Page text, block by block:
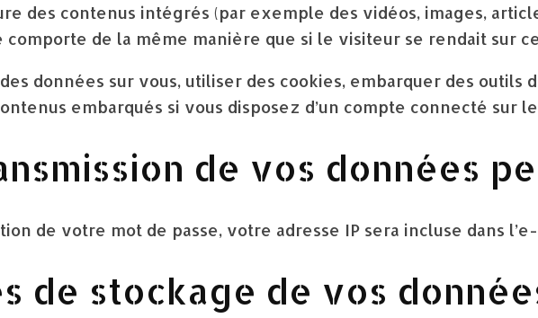
des contenus intégrés (par exemple des vidéos, images,
comporte de la même manière que si le visiteur se rendait sur
données sur vous, utiliser des cookies, embarquer des outils
embarqués si vous disposez d’un compte connecté sur
de vos données
de votre mot de passe, votre adresse IP sera incluse dans
de stockage de vos